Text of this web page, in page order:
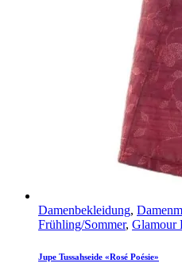
Damenbekleidung,
Frühling/Sommer, Glamour
Jupe Tussahseide «Rosé Poésie»